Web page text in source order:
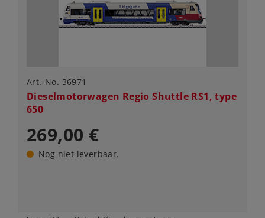
Art.-No. 36971
Dieselmotorwagen Regio Shuttle RS1, type
650
269,00 €
Nog niet leverbaar.